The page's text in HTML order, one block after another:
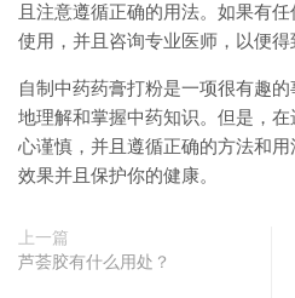
且注意遵循正确的用法。如果有
使用，并且咨询专业医师，以便得
自制中药药膏打粉是一项很有趣
地理解和掌握中药知识。但是，
心谨慎，并且遵循正确的方法和
效果并且保护你的健康。
上一篇
芦荟胶有什么用处？